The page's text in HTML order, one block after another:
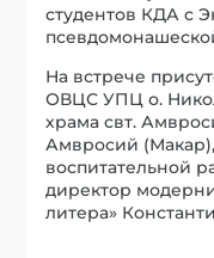
студентов КДА с
На встрече
ОВЦС УПЦ о.
храма свт.
Амвросий
воспитательной
директор
литера»